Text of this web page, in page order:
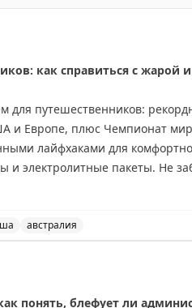
как справиться с жарой
для путешественников:
и Европе, плюс Чемпионат
лайфхаками для
и электролитные пакеты. Не
бронированием отеля
в Австралию, где сейчас
австралия
понять, блефует ли